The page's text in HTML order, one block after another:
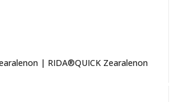
| RIDA®QUICK Zearalenon